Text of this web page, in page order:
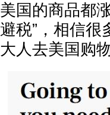
美国的商品都
避税”，相信
大人去美国购